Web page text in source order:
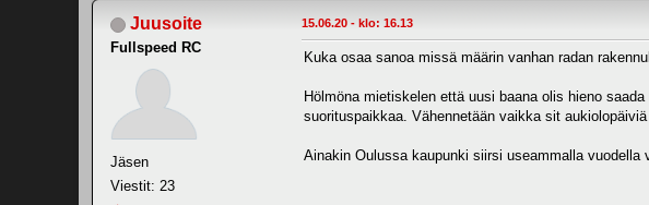
Juusoite
Fullspeed RC
Jäsen
Viestit: 23
15.06.20 - klo: 16.13
Kuka osaa sanoa missä määrin vanhan radan
Hölmöna mietiskelen että uusi baana olis hieno
suorituspaikkaa. Vähennetään vaikka sit
Ainakin Oulussa kaupunki siirsi useammalla